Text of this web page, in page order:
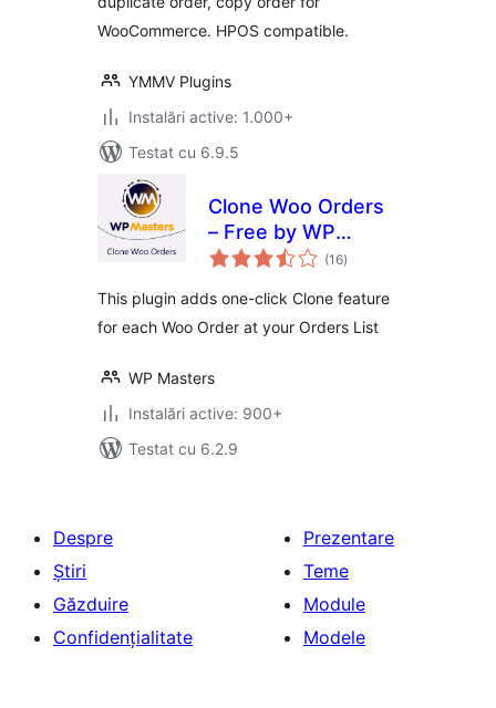
WooCommerce. HPOS compatible.
YMMV Plugins
Instalări active: 1.000+
Testat cu 6.9.5
Clone Woo Orders
– Free by WP
Masters
(16total
aprecieri
)
This plugin adds one-click Clone feature
for each Woo Order at your Orders List
WP Masters
Instalări active: 900+
Testat cu 6.2.9
Despre
Știri
Găzduire
Confidențialitate
Prezentare
Teme
Module
Modele